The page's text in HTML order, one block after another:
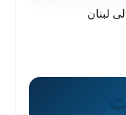
لبنان